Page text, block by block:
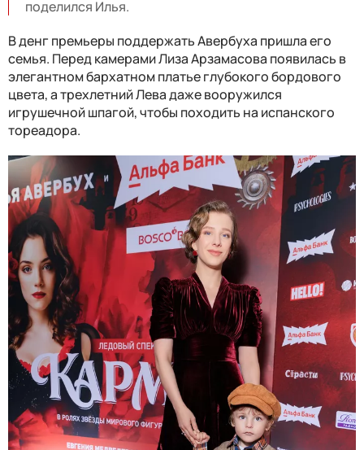
поделился Илья.
В денг премьеры поддержать Авербуха пришла его
семья. Перед камерами Лиза Арзамасова появилась в
элегантном бархатном платье глубокого бордового
цвета, а трехлетний Лева даже вооружился
игрушечной шпагой, чтобы походить на испанского
тореадора.